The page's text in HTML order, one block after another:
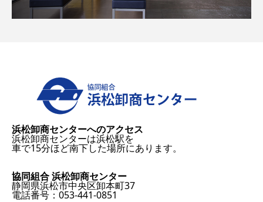
浜松卸商センターへのアクセス
浜松卸商センターは浜松駅を
車で15分ほど南下した場所にあります。
協同組合 浜松卸商センター
静岡県浜松市中央区卸本町37
電話番号：053-441-0851